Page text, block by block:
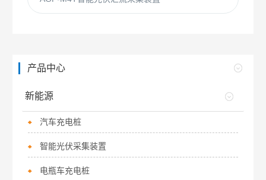
产品中心
新能源
汽车充电桩
智能光伏采集装置
电瓶车充电桩